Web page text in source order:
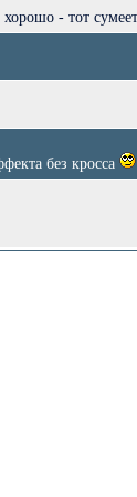
- тот
без кросса